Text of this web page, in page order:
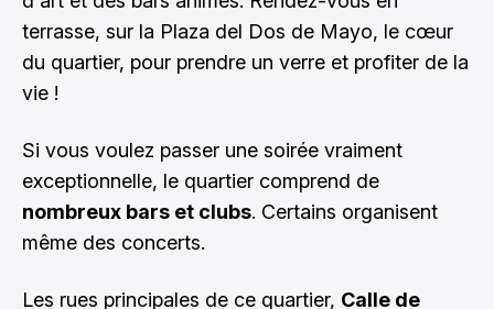
terrasse, sur la Plaza del Dos de Mayo, le cœur
du quartier, pour prendre un verre et profiter de la
vie !
Si vous voulez passer une soirée vraiment
exceptionnelle, le quartier comprend de
nombreux bars et clubs. Certains organisent
même des concerts.
Les rues principales de ce quartier, Calle de